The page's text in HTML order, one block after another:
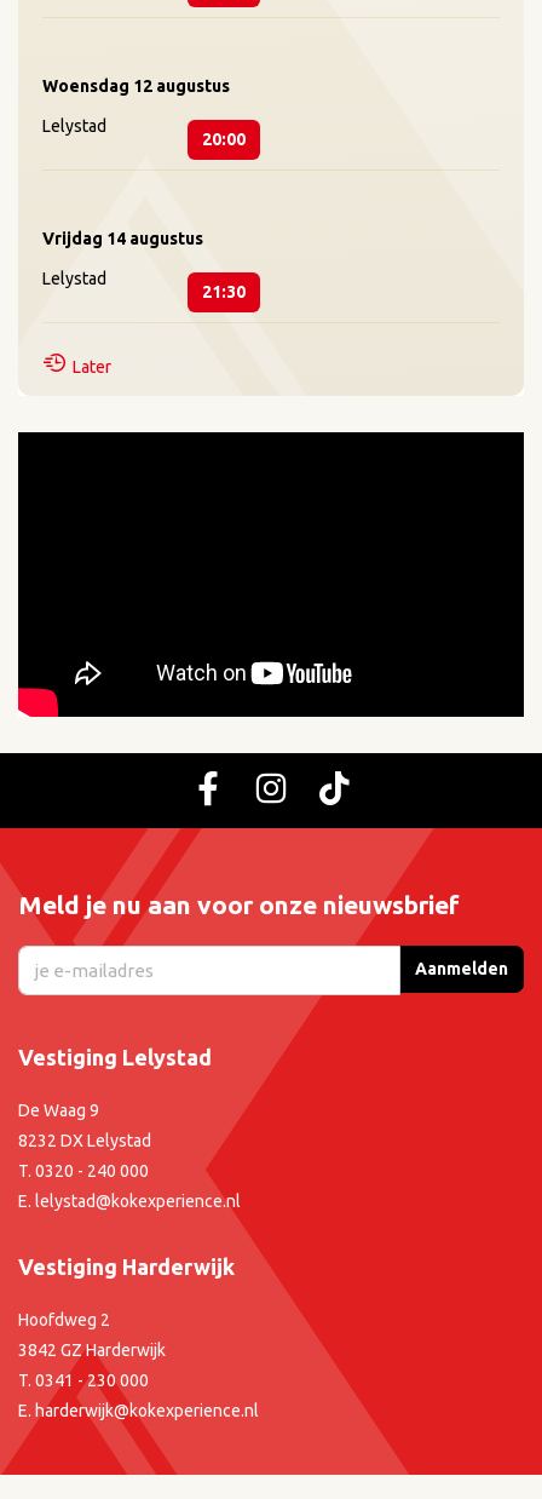
Woensdag 12 augustus
Lelystad
20:00
Vrijdag 14 augustus
Lelystad
21:30
Later
Meld je nu aan voor onze nieuwsbrief
Aanmelden
Vestiging Lelystad
De Waag 9
8232 DX Lelystad
T. 0320 - 240 000
E. lelystad@kokexperience.nl
Vestiging Harderwijk
Hoofdweg 2
3842 GZ Harderwijk
T. 0341 - 230 000
E. harderwijk@kokexperience.nl